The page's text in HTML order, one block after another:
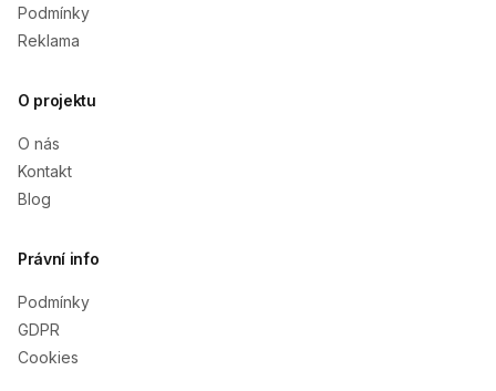
Podmínky
Reklama
O projektu
O nás
Kontakt
Blog
Právní info
Podmínky
GDPR
Cookies